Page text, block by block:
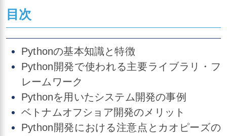
目次
​​​Pythonの基本知識と特徴
Python開発で使われる主要ライブラリ・フ
レームワーク
Pythonを用いたシステム開発の事例
ベトナムオフショア開発のメリット
Python開発における注意点とカオピーズの